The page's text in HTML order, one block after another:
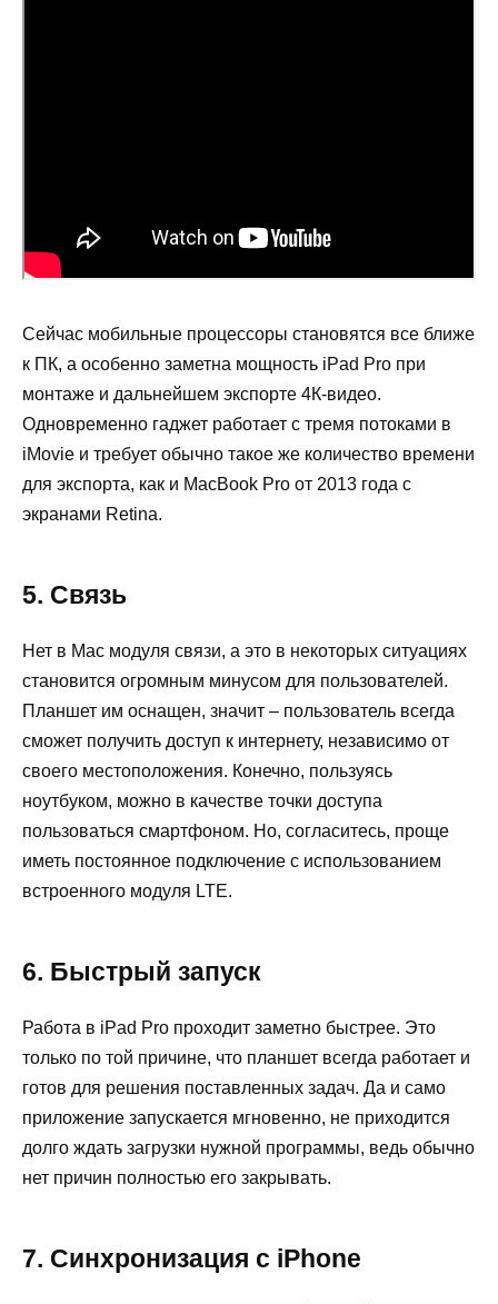
Сейчас мобильные процессоры становятся все ближе
к ПК, а особенно заметна мощность iPad Pro при
монтаже и дальнейшем экспорте 4К-видео.
Одновременно гаджет работает с тремя потоками в
iMovie и требует обычно такое же количество времени
для экспорта, как и MacBook Pro от 2013 года с
экранами Retina.
5. Связь
Нет в Mac модуля связи, а это в некоторых ситуациях
становится огромным минусом для пользователей.
Планшет им оснащен, значит – пользователь всегда
сможет получить доступ к интернету, независимо от
своего местоположения. Конечно, пользуясь
ноутбуком, можно в качестве точки доступа
пользоваться смартфоном. Но, согласитесь, проще
иметь постоянное подключение с использованием
встроенного модуля LTE.
6. Быстрый запуск
Работа в iPad Pro проходит заметно быстрее. Это
только по той причине, что планшет всегда работает и
готов для решения поставленных задач. Да и само
приложение запускается мгновенно, не приходится
долго ждать загрузки нужной программы, ведь обычно
нет причин полностью его закрывать.
7. Синхронизация с iPhone